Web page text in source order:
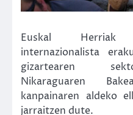
Euskal Herriak
internazionalista
gizartearen
Nikaraguaren
kanpainaren aldeko
jarraitzen dute.